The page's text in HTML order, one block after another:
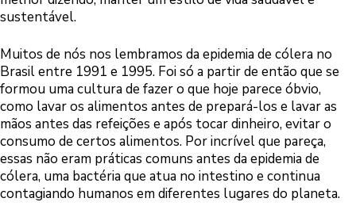
sustentável.
Muitos de nós nos lembramos da epidemia de cólera no
Brasil entre 1991 e 1995. Foi só a partir de então que se
formou uma cultura de fazer o que hoje parece óbvio,
como lavar os alimentos antes de prepará-los e lavar as
mãos antes das refeições e após tocar dinheiro, evitar o
consumo de certos alimentos. Por incrível que pareça,
essas não eram práticas comuns antes da epidemia de
cólera, uma bactéria que atua no intestino e continua
contagiando humanos em diferentes lugares do planeta.